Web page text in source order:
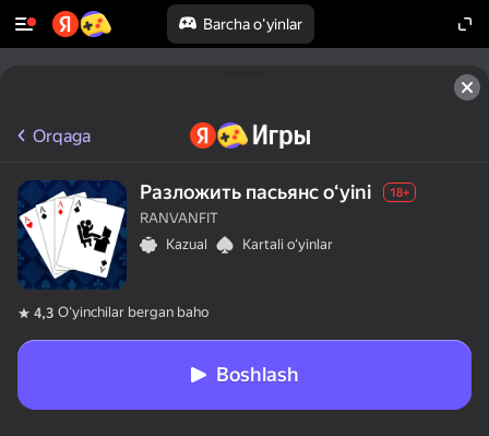
Barcha o'yinlar
Orqaga
Разложить пасьянс oʻyini 18+
RANVANFIT
Kazual
Kartali oʻyinlar
4,3 Oʻyinchilar bergan baho
Boshlash